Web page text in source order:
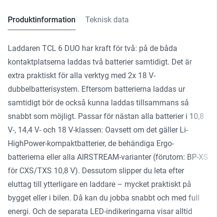
Produktinformation Teknisk data
Laddaren TCL 6 DUO har kraft för två: på de båda
kontaktplatserna laddas två batterier samtidigt. Det är
extra praktiskt för alla verktyg med 2x 18 V-
dubbelbatterisystem. Eftersom batterierna laddas ur
samtidigt bör de också kunna laddas tillsammans så
snabbt som möjligt. Passar för nästan alla batterier i 10,8
V-, 14,4 V- och 18 V-klassen: Oavsett om det gäller Li-
HighPower-kompaktbatterier, de behändiga Ergo-
batterierna eller alla AIRSTREAM-varianter (förutom: BP-XS
för CXS/TXS 10,8 V). Dessutom slipper du leta efter
eluttag till ytterligare en laddare – mycket praktiskt på
bygget eller i bilen. Då kan du jobba snabbt och med full
energi. Och de separata LED-indikeringarna visar alltid